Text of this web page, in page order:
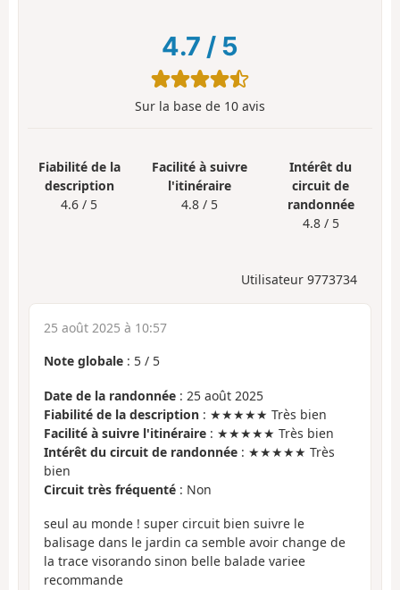
4.7 / 5
Sur la base de 10 avis
Fiabilité de la
description
4.6 / 5
Facilité à suivre
l'itinéraire
4.8 / 5
Intérêt du
circuit de
randonnée
4.8 / 5
Utilisateur 9773734
25 août 2025 à 10:57
Note globale : 5 / 5
Date de la randonnée : 25 août 2025
Fiabilité de la description : ★★★★★ Très bien
Facilité à suivre l'itinéraire : ★★★★★ Très bien
Intérêt du circuit de randonnée : ★★★★★ Très
bien
Circuit très fréquenté : Non
seul au monde ! super circuit bien suivre le
balisage dans le jardin ca semble avoir change de
la trace visorando sinon belle balade variee
recommande